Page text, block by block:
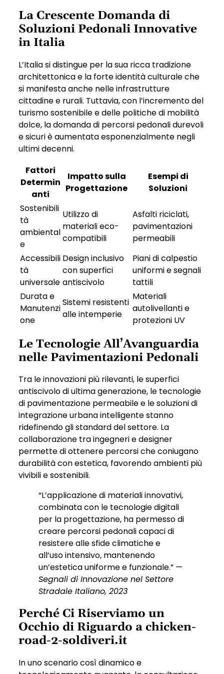
La Crescente Domanda di
Soluzioni Pedonali Innovative
in Italia
L’Italia si distingue per la sua ricca tradizione
architettonica e la forte identità culturale che
si manifesta anche nelle infrastrutture
cittadine e rurali. Tuttavia, con l’incremento del
turismo sostenibile e delle politiche di mobilità
dolce, la domanda di percorsi pedonali durevoli
e sicuri è aumentata esponenzialmente negli
ultimi decenni.
Fattori
Determin
anti
Impatto sulla
Progettazione
Esempi di
Soluzioni
Sostenibili
tà
ambiental
e
Utilizzo di
materiali eco-
compatibili
Asfalti riciclati,
pavimentazioni
permeabili
Accessibili
tà
universale
Design inclusivo
con superfici
antiscivolo
Piani di calpestio
uniformi e segnali
tattili
Durata e
Manutenzi
one
Sistemi resistenti
alle intemperie
Materiali
autolivellanti e
protezioni UV
Le Tecnologie All’Avanguardia
nelle Pavimentazioni Pedonali
Tra le innovazioni più rilevanti, le superfici
antiscivolo di ultima generazione, le tecnologie
di pavimentazione permeabile e le soluzioni di
integrazione urbana intelligente stanno
ridefinendo gli standard del settore. La
collaborazione tra ingegneri e designer
permette di ottenere percorsi che coniugano
durabilità con estetica, favorendo ambienti più
vivibili e sostenibili.
“L’applicazione di materiali innovativi,
combinata con le tecnologie digitali
per la progettazione, ha permesso di
creare percorsi pedonali capaci di
resistere alle sfide climatiche e
all’uso intensivo, mantenendo
un’estetica uniforme e funzionale.” —
Segnali di Innovazione nel Settore
Stradale Italiano, 2023
Perché Ci Riserviamo un
Occhio di Riguardo a chicken-
road-2-soldiveri.it
In uno scenario così dinamico e